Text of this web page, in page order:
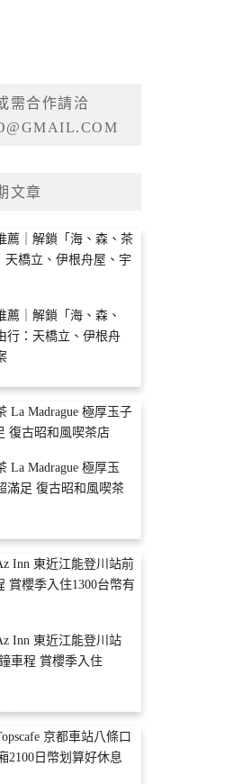
需合作請洽
文章
薦｜解鎖「海、森、
行：天橋立、伊根舟
La Madrague 極厚玉
滿足 復古昭和風喫茶
Inn 東近江能登川站
車程 賞櫻季入住